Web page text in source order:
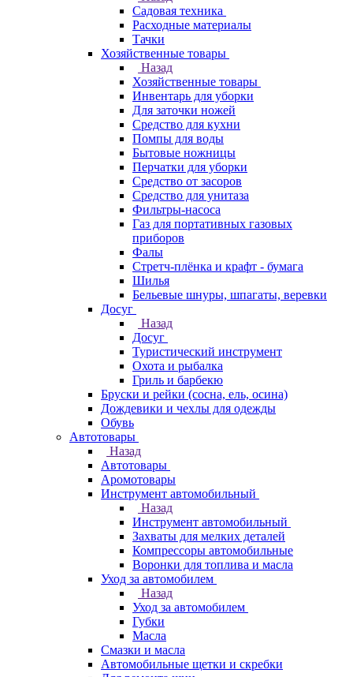
Садовая техника
Расходные материалы
Тачки
Хозяйственные товары
Назад
Хозяйственные товары
Инвентарь для уборки
Для заточки ножей
Средство для кухни
Помпы для воды
Бытовые ножницы
Перчатки для уборки
Средство от засоров
Средство для унитаза
Фильтры-насоса
Газ для портативных газовых
приборов
Фалы
Стретч-плёнка и крафт - бумага
Шилья
Бельевые шнуры, шпагаты, веревки
Досуг
Назад
Досуг
Туристический инструмент
Охота и рыбалка
Гриль и барбекю
Бруски и рейки (сосна, ель, осина)
Дождевики и чехлы для одежды
Обувь
Автотовары
Назад
Автотовары
Аромотовары
Инструмент автомобильный
Назад
Инструмент автомобильный
Захваты для мелких деталей
Компрессоры автомобильные
Воронки для топлива и масла
Уход за автомобилем
Назад
Уход за автомобилем
Губки
Масла
Смазки и масла
Автомобильные щетки и скребки